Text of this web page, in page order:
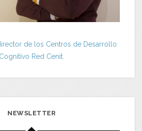
de los Centros de Desarrollo
Cognitivo Red Cenit.
NEWSLETTER